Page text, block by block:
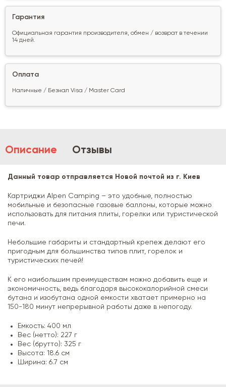
Гарантия
Официальная гарантия производителя, обмен / возврат в течении
14 дней.
Оплата
Наличные / Безнал Visa / Master Card
Описание Отзывы
Данный товар отправляется Новой почтой из г. Киев
Картриджи Alpen Camping – это удобные, полностью
мобильные и безопасные газовые баллоны, которые можно
использовать для питания плиты, горелки или туристической
печи.
Небольшие габариты и стандартный крепеж делают его
пригодным для большинства типов плит, горелок и
туристических печей!
К его наибольшим преимуществам можно добавить еще и
экономичность, ведь благодаря высококалорийной смеси
бутана и изобутана одной емкости хватает примерно на
150-180 минут непрерывной работы даже в непогоду.
Емкость: 400 мл
Вес (нетто): 227 г
Вес (брутто): 325 г
Высота: 18.6 см
Ширина: 6.7 см